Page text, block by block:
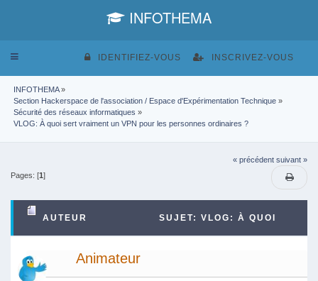
INFOTHEMA
Toggle
IDENTIFIEZ-VOUS INSCRIVEZ-VOUS
INFOTHEMA»
Section Hackerspace de l'association / Espace d'Expérimentation Technique »
Sécurité des réseaux informatiques »
VLOG: À quoi sert vraiment un VPN pour les personnes ordinaires ?
« précédent suivant »
Pages: [1]
AUTEUR SUJET: VLOG: À QUOI
SERT VRAIMENT UN VPN POUR LES PERSONNES
Animateur